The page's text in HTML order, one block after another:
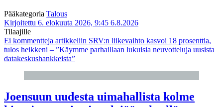
Pääkategoria Talous
Kirjoitettu 6. elokuuta 2026, 9:45 6.8.2026
Tilaajille
Ei kommentteja artikkeliin SRV:n liikevaihto kasvoi 18 prosenttia,
tulos heikkeni – ”Käymme parhaillaan lukuisia neuvotteluja uusista
datakeskushankkeista”
Joensuun uudesta uimahallista kolme